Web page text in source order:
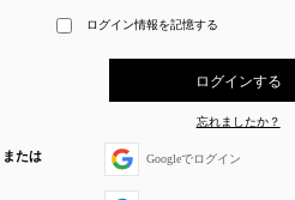
ログイン情報を記憶する
忘れましたか？
または Googleでログイン